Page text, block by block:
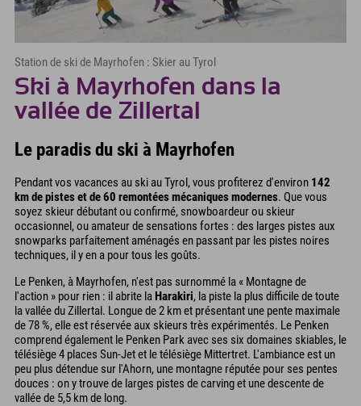
Station de ski de Mayrhofen : Skier au Tyrol
Ski à Mayrhofen dans la
vallée de Zillertal
Le paradis du ski à Mayrhofen
Pendant vos vacances au ski au Tyrol, vous profiterez d'environ 142
km de pistes et de 60 remontées mécaniques modernes. Que vous
soyez skieur débutant ou confirmé, snowboardeur ou skieur
occasionnel, ou amateur de sensations fortes : des larges pistes aux
snowparks parfaitement aménagés en passant par les pistes noires
techniques, il y en a pour tous les goûts.
Le Penken, à Mayrhofen, n'est pas surnommé la « Montagne de
l'action » pour rien : il abrite laHarakiri, la piste la plus difficile de toute
la vallée du Zillertal. Longue de 2 km et présentant une pente maximale
de 78 %, elle est réservée aux skieurs très expérimentés. Le Penken
comprend également le Penken Park avec ses six domaines skiables, le
télésiège 4 places Sun-Jet et le télésiège Mittertret. L'ambiance est un
peu plus détendue sur l'Ahorn, une montagne réputée pour ses pentes
douces : on y trouve de larges pistes de carving et une descente de
vallée de 5,5 km de long.